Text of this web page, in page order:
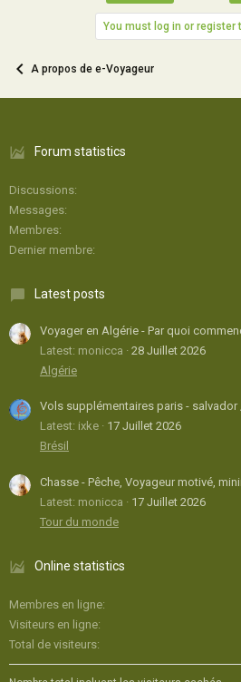
You must log in or register
A propos de e-Voyageur
Forum statistics
Discussions
Messages
Membres
Dernier membre
Latest posts
Voyager en Algérie - Par quoi
Latest: monicca
28 Juillet 2026
Algérie
Vols supplémentaires paris - salvador
Latest: ixke
17 Juillet 2026
Brésil
Chasse - Pêche, Voyageur motivé,
Latest: monicca
17 Juillet 2026
Tour du monde
Online statistics
Membres en ligne
Visiteurs en ligne
Total de visiteurs